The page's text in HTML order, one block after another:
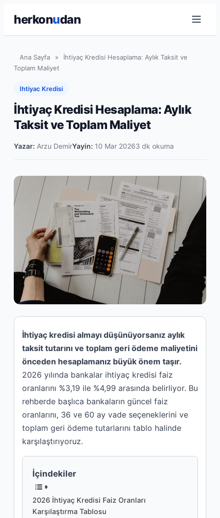
herkonudan
Ana Sayfa »
İhtiyaç Kredisi Hesaplama: Aylık Taksit ve
Toplam Maliyet
Ihtiyac Kredisi
İhtiyaç Kredisi Hesaplama: Aylık
Taksit ve Toplam Maliyet
Yazar: Arzu DemirYayin: 10 Mar 20263 dk okuma
İhtiyaç kredisi almayı düşünüyorsanız aylık
taksit tutarını ve toplam geri ödeme maliyetini
önceden hesaplamanız büyük önem taşır.
2026 yılında bankalar ihtiyaç kredisi faiz
oranlarını %3,19 ile %4,99 arasında belirliyor. Bu
rehberde başlıca bankaların güncel faiz
oranlarını, 36 ve 60 ay vade seçeneklerini ve
toplam geri ödeme tutarlarını tablo halinde
karşılaştırıyoruz.
İçindekiler
2026 İhtiyaç Kredisi Faiz Oranları
Karşılaştırma Tablosu